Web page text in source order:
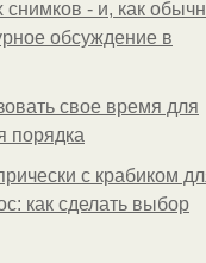
- и, как
обсуждение в
свое время для
порядка
с крабиком
как сделать выбор